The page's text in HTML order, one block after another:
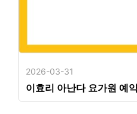
2026-03-31
이효리 아난다 요가원 예